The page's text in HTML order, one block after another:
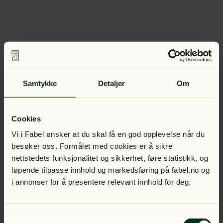
Samtykke Detaljer Om
Cookies
Vi i Fabel ønsker at du skal få en god opplevelse når du
besøker oss. Formålet med cookies er å sikre
nettstedets funksjonalitet og sikkerhet, føre statistikk, og
løpende tilpasse innhold og markedsføring på fabel.no og
i annonser for å presentere relevant innhold for deg.